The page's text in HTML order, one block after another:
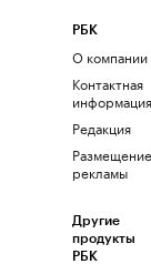
РБК
О компании
Контактная
информация
Редакция
Размещение
рекламы
Другие
продукты
РБК